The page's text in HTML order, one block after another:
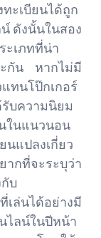
ะเบียนได้ถูก
ดังนั้นในสอง
ะเภทที่น่า
ะกัน หากไม่มี
ทนโป๊กเกอร์
รับความนิยม
ในแนวนอน
นแปลงเกี่ยว
กที่จะระบุว่า
บ
ล่นได้อย่างมี
ไลน์ในปีหน้า